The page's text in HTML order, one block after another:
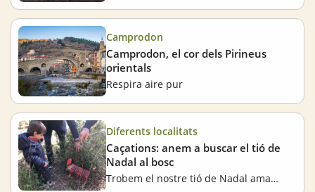
Camprodon
Camprodon, el cor dels Pirineus
orientals
Respira aire pur
Diferents localitats
Caçations: anem a buscar el tió de
Nadal al bosc
Trobem el nostre tió de Nadal amagat per 11 llocs de Catalunya